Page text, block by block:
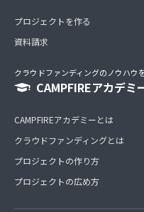
プロジェクトを作る
資料請求
クラウドファンディングのノウハウ
CAMPFIREアカデミ
CAMPFIREアカデミーとは
クラウドファンディングとは
プロジェクトの作り方
プロジェクトの広め方